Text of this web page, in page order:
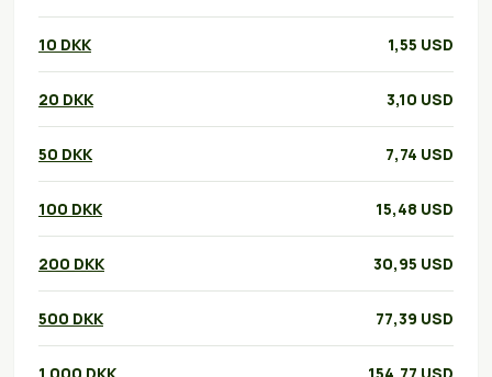
10 DKK 1,55 USD
20 DKK 3,10 USD
50 DKK 7,74 USD
100 DKK 15,48 USD
200 DKK 30,95 USD
500 DKK 77,39 USD